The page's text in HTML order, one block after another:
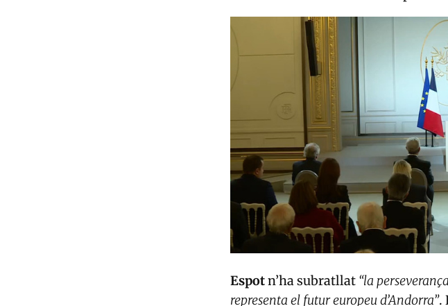
Espotn’ha subratllat “la
representa el futur europeu d’Andorra”.